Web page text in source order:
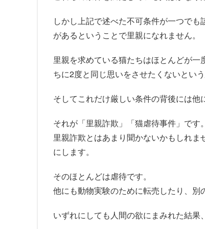
しかし上記で述べた不可条件が一つで
があるということで里親になれません。
里親を求めている猫たちはほとんどが
ちに2度と同じ思いをさせたくないとい
そしてこれだけ厳しい条件の背後には他
それが「里親詐欺」「猫虐待事件」です。
里親詐欺とはあまり聞かないかもしれ
にします。
そのほとんどは虐待です。
他にも動物実験のために転売したり、別
いずれにしても人間の欲にまみれた結果